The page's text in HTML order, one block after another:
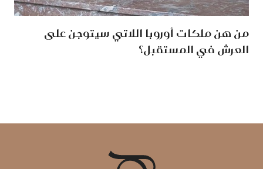
من هن ملكات أوروبا اللاتي سيتوجن على
العرش في المستقبل؟